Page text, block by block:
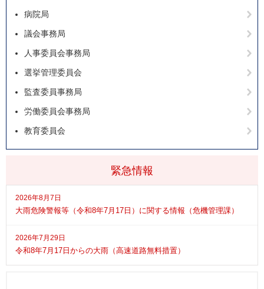
緊急情報
2026年8月7日
大雨危険警報等（令和8年7月17日）に関する情報（危機管理課）
2026年7月29日
令和8年7月17日からの大雨（高速道路無料措置）
病院局
議会事務局
人事委員会事務局
選挙管理委員会
監査委員事務局
労働委員会事務局
教育委員会